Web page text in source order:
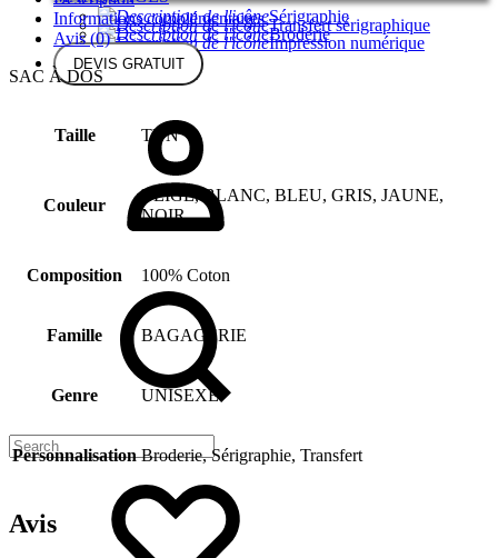
Sérigraphie
Transfert sérigraphique
Broderie
Impression numérique
DEVIS GRATUIT
Informations complémentaires
Avis (0)
SAC À DOS
Taille TUN
Couleur
BEIGE, BLANC, BLEU, GRIS, JAUNE,
NOIR
Composition 100% Coton
Famille BAGAGERIE
Genre UNISEXE
Personnalisation Broderie, Sérigraphie, Transfert
Avis